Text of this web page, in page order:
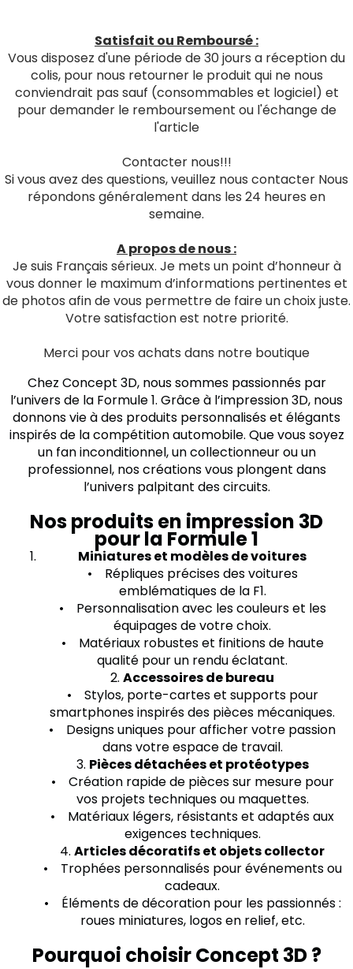
Satisfait ou Remboursé :
Vous disposez d'une période de 30 jours a réception du
colis, pour nous retourner le produit qui ne nous
conviendrait pas sauf (consommables et logiciel) et
pour demander le remboursement ou l'échange de
l'article
Contacter nous!!!
Si vous avez des questions, veuillez nous contacter Nous
répondons généralement dans les 24 heures en
semaine.
A propos de nous :
Je suis Français sérieux. Je mets un point d’honneur à
vous donner le maximum d’informations pertinentes et
de photos afin de vous permettre de faire un choix juste.
Votre satisfaction est notre priorité.
Merci pour vos achats dans notre boutique
Chez Concept 3D, nous sommes passionnés par
l’univers de la Formule 1. Grâce à l’impression 3D, nous
donnons vie à des produits personnalisés et élégants
inspirés de la compétition automobile. Que vous soyez
un fan inconditionnel, un collectionneur ou un
professionnel, nos créations vous plongent dans
l’univers palpitant des circuits.
Nos produits en impression 3D
pour la Formule 1
Miniatures et modèles de voitures
• Répliques précises des voitures
emblématiques de la F1.
• Personnalisation avec les couleurs et les
équipages de votre choix.
• Matériaux robustes et finitions de haute
qualité pour un rendu éclatant.
2. Accessoires de bureau
• Stylos, porte-cartes et supports pour
smartphones inspirés des pièces mécaniques.
• Designs uniques pour afficher votre passion
dans votre espace de travail.
3. Pièces détachées et protéotypes
• Création rapide de pièces sur mesure pour
vos projets techniques ou maquettes.
• Matériaux légers, résistants et adaptés aux
exigences techniques.
4. Articles décoratifs et objets collector
• Trophées personnalisés pour événements ou
cadeaux.
• Éléments de décoration pour les passionnés :
roues miniatures, logos en relief, etc.
Pourquoi choisir Concept 3D ?